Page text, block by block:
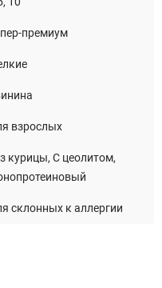
премиум
взрослых
курицы, С цеолитом,
склонных к аллергии